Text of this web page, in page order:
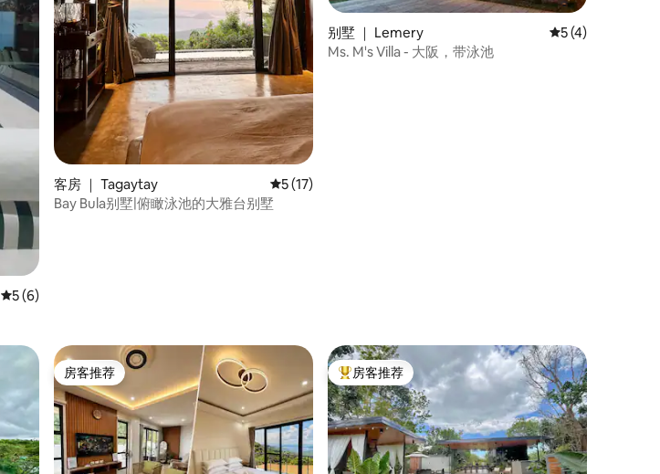
平均评分 5 分（满分 5 分），共 6 条评价
5 (6)
客房 ｜ Tagaytay 平均评分 5 分（满分 5 分），共 17 条评价
5 (17)
Bay Bula别墅|俯瞰泳池的大雅台别墅
别墅 ｜ Lemery 平均评分 5 分（
5 (4)
Ms. M's Villa - 大阪，带泳池
房客推荐
房客推荐 热门「房客推荐」
房客推荐